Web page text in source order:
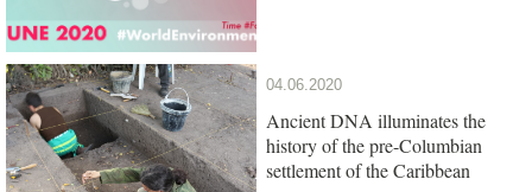
04.06.2020
Ancient DNA illuminates the
history of the pre-Columbian
settlement of the Caribbean